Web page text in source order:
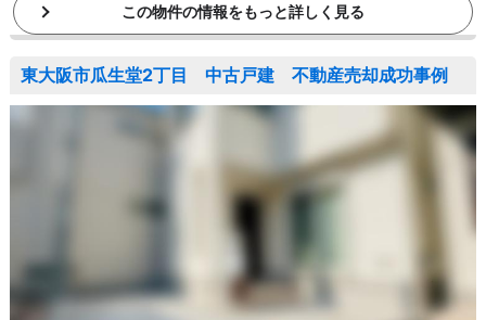
この物件の情報をもっと詳しく見る
東大阪市瓜生堂2丁目 中古戸建 不動産売却成功事例